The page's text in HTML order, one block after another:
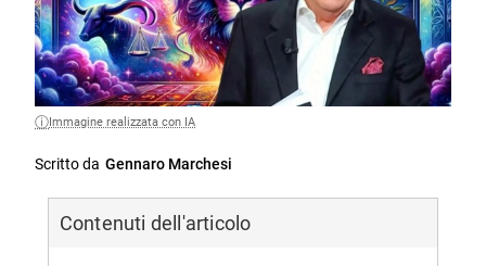
Immagine realizzata con IA
Scritto da Gennaro Marchesi
Contenuti dell'articolo